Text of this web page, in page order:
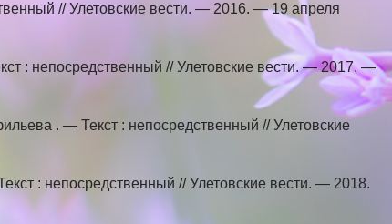
// Улетовские вести. — 2016. — 19 апреля
: непосредственный // Улетовские вести. — 2017. —
. — Текст : непосредственный // Улетовские
: непосредственный // Улетовские вести. — 2018.